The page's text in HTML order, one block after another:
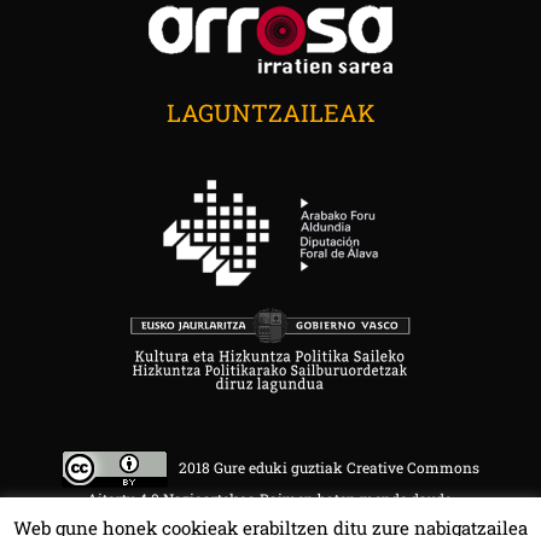
LAGUNTZAILEAK
2018 Gure eduki guztiak Creative Commons
Aitortu 4.0 Nazioartekoa Baimen baten mende daude.
Web gune honek cookieak erabiltzen ditu zure nabigatzailea